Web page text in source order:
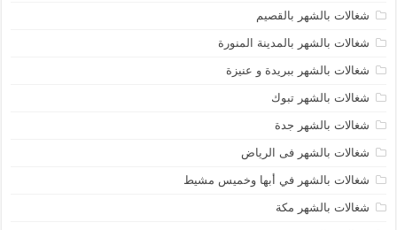
شغالات بالشهر بالقصيم
شغالات بالشهر بالمدينة المنورة
شغالات بالشهر ببريدة و عنيزة
شغالات بالشهر تبوك
شغالات بالشهر جدة
شغالات بالشهر فى الرياض
شغالات بالشهر في أبها وخميس مشيط
شغالات بالشهر مكة